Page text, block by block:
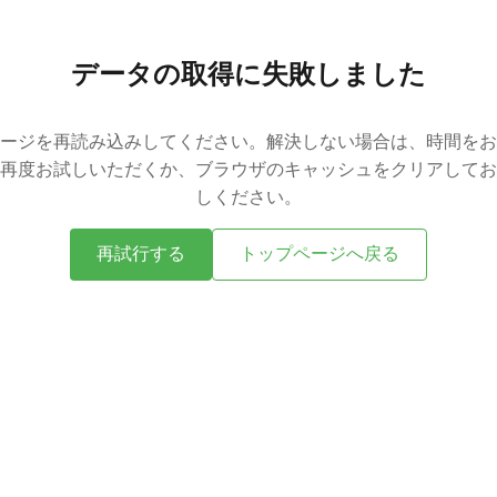
データの取得に失敗しました
ジを再読み込みしてください。解決しない場合は、時間を
度お試しいただくか、ブラウザのキャッシュをクリアして
しください。
再試行する トップページへ戻る